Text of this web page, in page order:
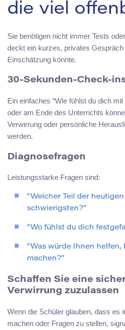
die viel
Sie benötigen nicht immer Tests
deckt ein kurzes, privates
Einschätzung könnte.
30-Sekunden-Check-
Ein einfaches “Wie fühlst du dich
oder am Ende des Unterrichts
Verwirrung oder persönliche
werden.
Diagnosefragen
Leistungsstarke Fragen sind:
“Welcher Teil der
schwierigsten?”
“Wo fühlst du dich
“Was würde Ihnen
machen?”
Schaffen Sie eine
Verwirrung zuzulassen
Wenn die Schüler glauben, dass es
machen oder Fragen zu stellen,